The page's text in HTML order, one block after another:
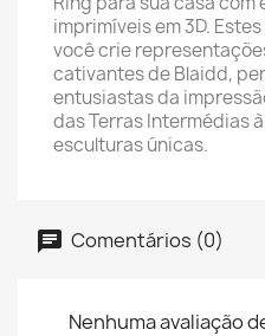
imprimíveis em 3D.
você crie
cativantes de Blaidd,
entusiastas da
das Terras Intermédias
esculturas únicas.
Comentários (0)
Nenhuma avaliação